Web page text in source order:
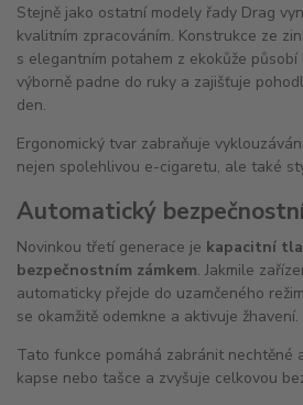
Stejně jako ostatní modely řady Drag
kvalitním zpracováním. Konstrukce ze
s elegantním potahem z ekokůže působí
výborně padne do ruky a zajišťuje
den.
Ergonomický tvar zabraňuje
nejen spolehlivou e-cigaretu, ale také
Automatický
Novinkou třetí generace je kapacitní
bezpečnostním zámkem. Jakmile
automaticky přejde do uzamčeného
se okamžitě odemkne a aktivuje žhavení.
Tato funkce pomáhá zabránit nechtěné
kapse nebo tašce a zvyšuje celkovou